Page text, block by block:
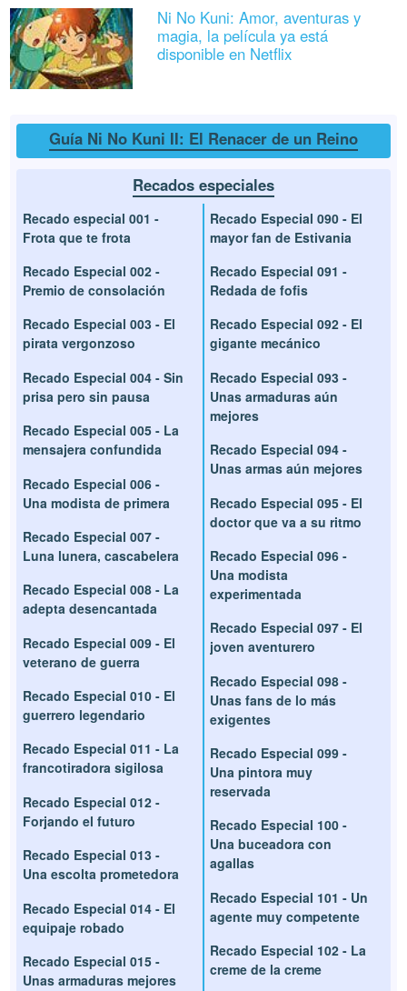
Ni No Kuni: Amor, aventuras y
magia, la película ya está
disponible en Netflix
Guía Ni No Kuni II: El Renacer de un Reino
Recados especiales
Recado especial 001 -
Frota que te frota
Recado Especial 002 -
Premio de consolación
Recado Especial 003 - El
pirata vergonzoso
Recado Especial 004 - Sin
prisa pero sin pausa
Recado Especial 005 - La
mensajera confundida
Recado Especial 006 -
Una modista de primera
Recado Especial 007 -
Luna lunera, cascabelera
Recado Especial 008 - La
adepta desencantada
Recado Especial 009 - El
veterano de guerra
Recado Especial 010 - El
guerrero legendario
Recado Especial 011 - La
francotiradora sigilosa
Recado Especial 012 -
Forjando el futuro
Recado Especial 013 -
Una escolta prometedora
Recado Especial 014 - El
equipaje robado
Recado Especial 015 -
Unas armaduras mejores
Recado Especial 090 - El
mayor fan de Estivania
Recado Especial 091 -
Redada de fofis
Recado Especial 092 - El
gigante mecánico
Recado Especial 093 -
Unas armaduras aún
mejores
Recado Especial 094 -
Unas armas aún mejores
Recado Especial 095 - El
doctor que va a su ritmo
Recado Especial 096 -
Una modista
experimentada
Recado Especial 097 - El
joven aventurero
Recado Especial 098 -
Unas fans de lo más
exigentes
Recado Especial 099 -
Una pintora muy
reservada
Recado Especial 100 -
Una buceadora con
agallas
Recado Especial 101 - Un
agente muy competente
Recado Especial 102 - La
creme de la creme